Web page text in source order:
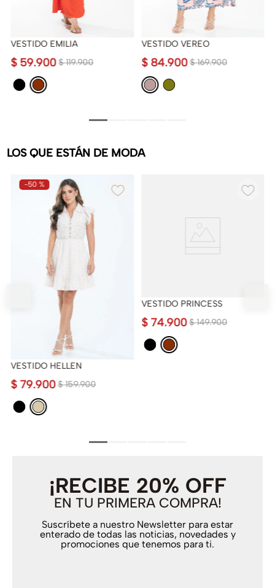
VESTIDO EMILIA
$ 119.900
$ 59.900
VESTIDO VEREO
$ 169.900
$ 84.900
LOS QUE ESTÁN DE MODA
-50 %
VESTIDO HELLEN
$ 159.900
$ 79.900
VESTIDO PRINCESS
$ 149.900
$ 74.900
¡RECIBE 20% OFF
EN TU PRIMERA COMPRA!
Suscríbete a nuestro Newsletter para estar
enterado de todas las noticias, novedades y
promociones que tenemos para ti.